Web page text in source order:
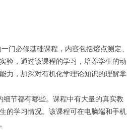
门必修基础课程，内容包括熔点测定、
验，通过该课程的学习，培养学生的动
能力，加深对有机化学理论知识的理解掌
节都有哪些。课程中有大量的真实教
的学习情况。该课程可在电脑端和手机